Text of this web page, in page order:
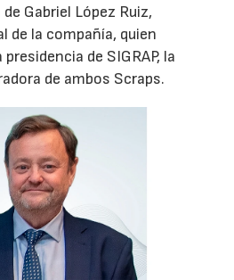
Gabriel López Ruiz,
de la compañía, quien
de SIGRAP, la
de ambos Scraps.